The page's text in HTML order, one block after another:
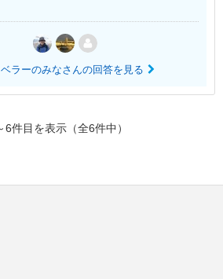
ベラーのみなさんの回答を見る
6件目を表示（全6件中）